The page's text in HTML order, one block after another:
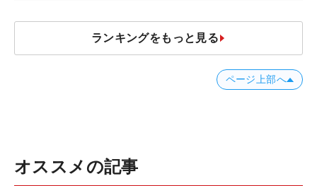
ランキングをもっと見る
ページ上部へ
オススメの記事